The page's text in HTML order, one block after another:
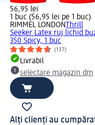
56,95 lei
1 buc (56,95 lei pe 1 buc)
RIMMEL LONDON
Thrill
Seeker Latex ruj lichid
350 Spicy, 1 buc
(137)
Livrabil
selectare magazin dm
Alți clienți au